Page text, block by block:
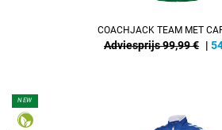
COACHJACK TEAM MET
Adviesprijs 99,99 € |
NEW